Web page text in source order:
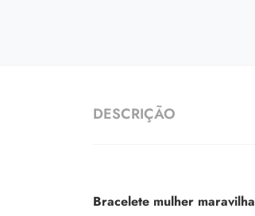
DESCRIÇÃO
Bracelete mulher